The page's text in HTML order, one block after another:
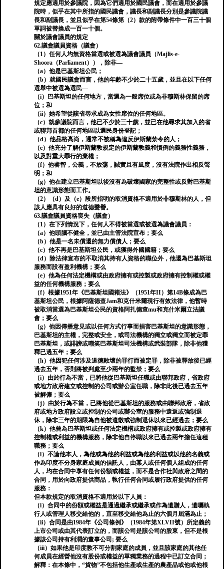
規定應適用於參議院，因為它們適用於國民議會，而在適用於參議
院時，似乎在其中所指的國民議會，議長和副議長分別是參議院議
長和副議長，並且似乎在第54條第（2）款的附帶條件中一百三十個
單詞被替換成一百一十個。
關於議會議員的規定
62.議會議員資格（議會）
（1）任何人均無資格當選或被選為議會議員（Majlis-e-
Shoora（Parliament）），除非—
（a）他是巴基斯坦公民；
（b）就國民議會而言，他的年齡不少於二十五歲，並且在以下任何
選舉中被選為選民—
（i）巴基斯坦的任何地方，當選為一般席位或為非穆斯林保留的席
位；和
（ii）她希望從該省尋求成為女性席位的任何地區。
（c）就參議院而言，他已不少於三十歲，並已在他尋求其加入的省
或聯邦首都的任何地區以選民身份登記；
（d）他品格高尚，通常不被稱為違反伊斯蘭禁令的人；
（e）他充分了解伊斯蘭教規定的伊斯蘭教義和慣例的義務性義務，
以及對重大罪行的棄權；
（f）他睿智，公義，不放蕩，誠實且有風度，沒有法院作出相反聲
明；和
（g）他在建立巴基斯坦以後沒有為破壞國家的完整性或反對巴基斯
坦的意識形態而工作。
（2）（d）及（e）段所指明的取消資格不適用於非穆斯林的人，但
該人應具有良好的道德聲譽。
63.議會議員資格喪失（議會）
（1）在下列情況下，任何人不得被當選或被選為議會議員：
（a）他頭腦不健全，並已由主管法院宣布；要么
（b）他是一名未償還的無力償債人；要么
（c）他不再是巴基斯坦公民，或獲得外國國籍；要么
（d）除法律宣布的不取消其持有人資格的職位外，他還為巴基斯坦
服務而設有盈利機構；要么
（e）他為任何法定機構或由政府擁有或控製或政府擁有控制權或權
益的任何機構服務；要么
（f）根據1951年《巴基斯坦國籍法》（1951年II）第14B條成為巴
基斯坦公民，根據阿薩德查Jam和克什米爾現行有效法律，他暫時
被取消當選為巴基斯坦公民的資格阿扎德查mu和克什米爾立法議
會；要么
（g）他因傳播意見或以任何方式行事而損害巴基斯坦的意識形態，
巴基斯坦的主權，完整或安全，或司法機構的獨立或獨立而被定罪
巴基斯坦，或誹謗或嘲笑巴基斯坦司法機構或武裝部隊，除非他獲
釋已過五年；要么
（h）他因犯任何涉及道德敗壞的罪行而被定罪，除非被釋放後已經
過去五年，否則將被判處至少兩年的監禁；要么
（i）由於行為不當，已將他從巴基斯坦任職或由聯邦政府，省政府
或地方政府建立或控制的公司或辦公室任職，除非此後已過去五年
被解僱；要么
（j）由於行為不當，已將他從巴基斯坦的服務或由聯邦政府，省政
府或地方政府設立或控制的公司或辦公室的服務中遣返或強制退
休，除非三年的期限為自他被遣散或強制退休以來已經過去；要么
（k）他曾為巴基斯坦或任何法定機構或政府擁有或控製或政府擁有
控制權或利益的機構服務，除非他自停職以來已過去兩年擔任這種
職務；要么
（l）不論他本人，為他或為他的利益或為他的利益或以他的名義或
作為印度不分身家庭成員的信託人，由某人或任何個人組成的任何
人，均在合同中享有任何份額或權益，而不是合作社與政府之間的
合同，用於向政府提供商品，執行任何合同或履行政府提供的任何
服務：
但本款規定的取消資格不適用於以下人員：
（i）合同中的份額或權益是通過繼承或繼承或作為遺贈人，遺囑執
行人或管理人移交給他的，直至移交給他為止的六個月屆滿為止；
（ii）合同是由1984年《公司條例》（1984年第XLVII號）所定義的
上市公司或由其代表訂立的，而該公司是該公司的股東，但不是根
據該公司持有利潤的董事公司; 要么
（iii）如果他是印度教不可分割家庭的成員，並且該家庭的其他任
何成員在經營他沒有股份或權益的單獨業務的過程中已訂立合同；
解釋：在本條中，“貨物”不包括他生產或生產的農產品或他或他根